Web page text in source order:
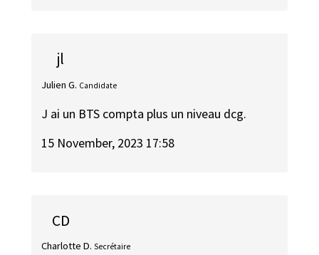
jl
Julien G. Candidate
J ai un BTS compta plus un niveau dcg.
15 November, 2023 17:58
CD
Charlotte D. Secrétaire